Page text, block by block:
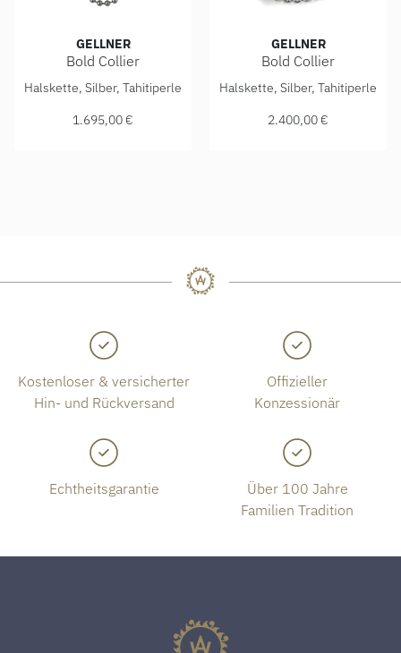
GELLNER
Bold Collier
Gellner Bold Collier, Ref: 5-24759-02, Preis: 1.695,00 €
Halskette, Silber, Tahitiperle
1.695,00 €
GELLNER
Bold Collier
Gellner Bold Collier, Ref:
Halskette, Silber, Tahitiperle
2.400,00 €
Kostenloser & versicherter
Hin- und Rückversand
Offizieller
Konzessionär
Echtheitsgarantie
Über 100 Jahre
Familien Tradition